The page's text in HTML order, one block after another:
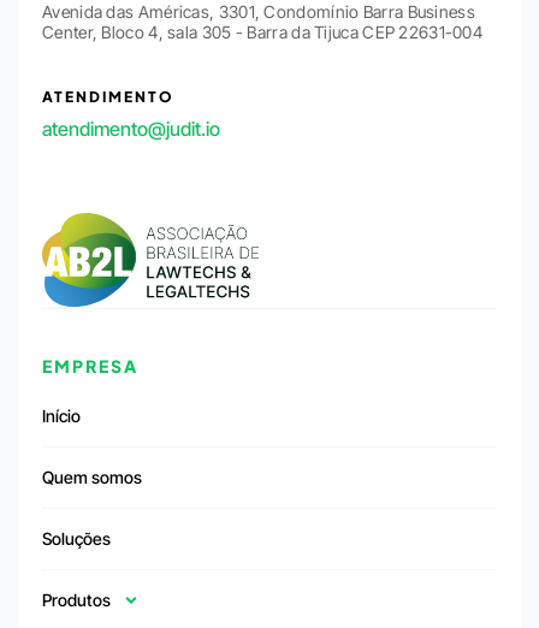
Avenida das Américas, 3301, Condomínio Barra Business
Center, Bloco 4, sala 305 - Barra da Tijuca CEP 22631-004
ATENDIMENTO
atendimento@judit.io
EMPRESA
Início
Quem somos
Soluções
Produtos